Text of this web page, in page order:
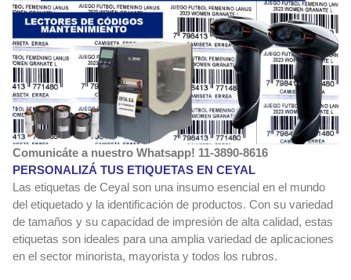
Comunicáte a nuestro Whatsapp! 11-3890-8616
PERSONALIZÁ TUS ETIQUETAS EN CEYAL
Las etiquetas de Ceyal son una insumo esencial en el mundo
del etiquetado y la identificación de productos. Con su variedad
de tamaños y su capacidad de impresión de alta calidad, estas
etiquetas son ideales para una amplia variedad de aplicaciones
en el sector minorista, mayorista y todos los rubros.